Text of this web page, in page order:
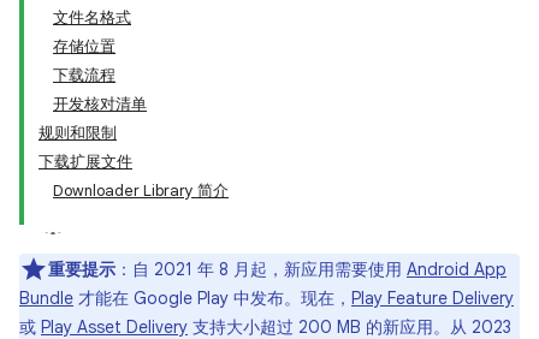
文件名格式
存储位置
下载流程
开发核对清单
规则和限制
下载扩展文件
Downloader Library 简介
重要提示 ：自 2021 年 8 月起，新应用需要使用 Android App
Bundle 才能在 Google Play 中发布。现在， Play Feature Delivery
或 Play Asset Delivery 支持大小超过 200 MB 的新应用。从 2023